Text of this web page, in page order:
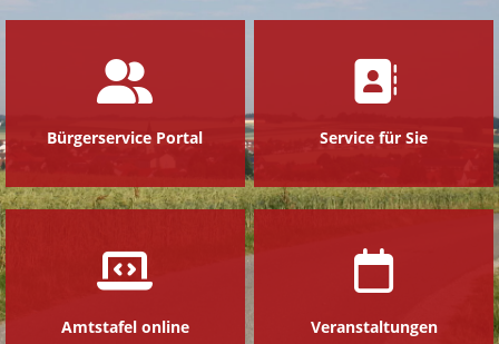
Bürgerservice Portal Service für Sie
Amtstafel online Veranstaltungen